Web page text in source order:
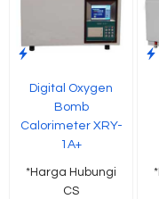
Digital Oxygen
Bomb
Calorimeter XRY-
1A+
*Harga Hubungi
CS